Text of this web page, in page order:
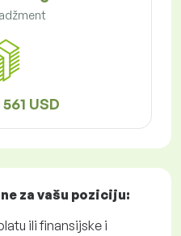
USD
za vašu poziciju:
ili finansijske i